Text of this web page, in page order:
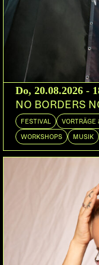
Angezogen vom
Punkbewegung,
Punkkonzerten
und Lieder zum
breite
Dolmetscher-
während elf
— wie er stolz
bis anhin, «and it
seltsamer Name
stammt, als der
Lebensunterhalt
Als wären der
genug, ist er
als solcher
Do, 20.08.2026 -
NO BORDERS
FESTIVAL VORTRÄGE
WORKSHOPS MUSIK